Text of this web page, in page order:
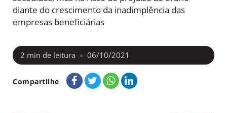
diante do crescimento da inadimplência das
empresas beneficiárias
2 min de leitura 06/10/2021
Compartilhe